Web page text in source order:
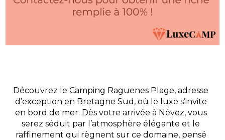
Découvrez le Camping Raguenes Plage, adresse
d’exception en Bretagne Sud, où le luxe s’invite
en bord de mer. Dès votre arrivée à Névez, vous
serez séduit par l’atmosphère élégante et le
raffinement qui règnent sur ce domaine, pensé